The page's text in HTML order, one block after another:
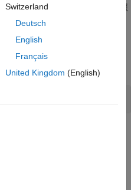
表示されない理由の診断
を参照
スプライシング
Switzerland
Deutsch
English
Français
United Kingdom (English)